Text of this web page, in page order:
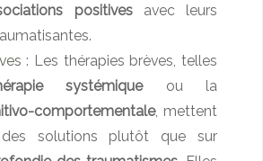
positives avec leurs
: Les thérapies brèves, telles
systémiqueou la
comportementale, mettent
solutions plutôt que sur